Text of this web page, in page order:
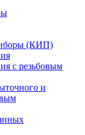
(КИП)
с резьбовым
и